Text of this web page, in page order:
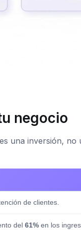
negocio
una inversión, no
de clientes.
del 61%en los